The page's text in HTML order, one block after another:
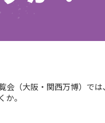
（大阪・関西万博）では
。